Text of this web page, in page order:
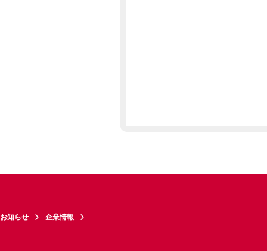
お知らせ 企業情報